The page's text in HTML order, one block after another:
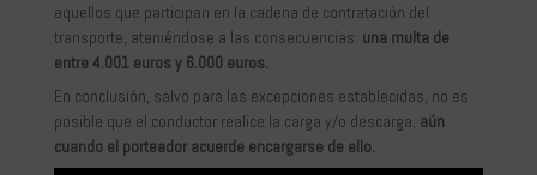
aquellos que participan en la cadena de contratación del
transporte, ateniéndose a las consecuencias: una multa de
entre 4.001 euros y 6.000 euros.
En conclusión, salvo para las excepciones establecidas, no es
posible que el conductor realice la carga y/o descarga, aún
cuando el porteador acuerde encargarse de ello.